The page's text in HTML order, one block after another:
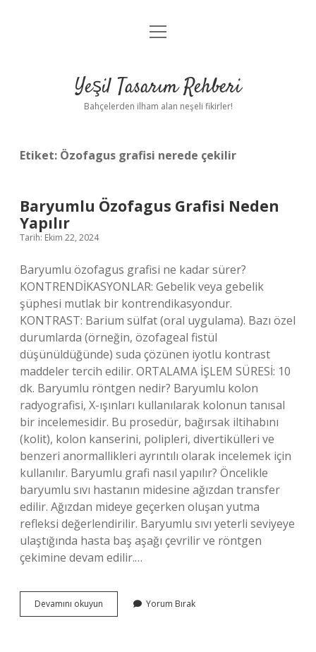
Anasayfa
Yasal Uyarı
menüyü
Yeşil Tasarım Rehberi
Bahçelerden ilham alan neşeli fikirler!
Etiket: Özofagus grafisi nerede çekilir
Baryumlu Özofagus Grafisi Neden
Yapılır
Tarih: Ekim 22, 2024
Baryumlu özofagus grafisi ne kadar sürer?
KONTRENDİKASYONLAR: Gebelik veya gebelik
şüphesi mutlak bir kontrendikasyondur.
KONTRAST: Barium sülfat (oral uygulama). Bazı özel
durumlarda (örneğin, özofageal fistül
düşünüldüğünde) suda çözünen iyotlu kontrast
maddeler tercih edilir. ORTALAMA İŞLEM SÜRESİ: 10
dk. Baryumlu röntgen nedir? Baryumlu kolon
radyografisi, X-ışınları kullanılarak kolonun tanısal
bir incelemesidir. Bu prosedür, bağırsak iltihabını
(kolit), kolon kanserini, polipleri, divertikülleri ve
benzeri anormallikleri ayrıntılı olarak incelemek için
kullanılır. Baryumlu grafi nasıl yapılır? Öncelikle
baryumlu sıvı hastanın midesine ağızdan transfer
edilir. Ağızdan mideye geçerken oluşan yutma
refleksi değerlendirilir. Baryumlu sıvı yeterli seviyeye
ulaştığında hasta baş aşağı çevrilir ve röntgen
çekimine devam edilir.…
Devamını okuyun Baryumlu
Özofagus
Yorum Bırak